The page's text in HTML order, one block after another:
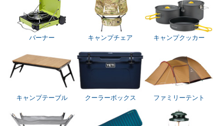
バーナー キャンプチェア キャンプクッカー
キャンプテーブル クーラーボックス ファミリーテント